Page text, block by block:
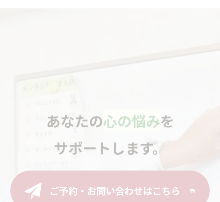
あなたの心の悩みを
サポートします。
ご予約・お問い合わせはこちら